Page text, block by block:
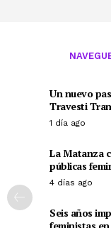
Un nuevo
Travesti
1 día ago
La Matanza
públicas
4 días ago
Seis años
feministas